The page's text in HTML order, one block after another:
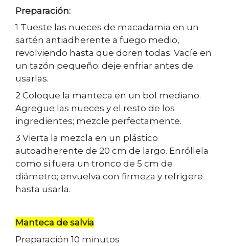
Preparación:
1 Tueste las nueces de macadamia en un
sartén antiadherente a fuego medio,
revolviendo hasta que doren todas. Vacíe en
un tazón pequeño; deje enfriar antes de
usarlas.
2 Coloque la manteca en un bol mediano.
Agregue las nueces y el resto de los
ingredientes; mezcle perfectamente.
3 Vierta la mezcla en un plástico
autoadherente de 20 cm de largo. Enróllela
como si fuera un tronco de 5 cm de
diámetro; envuelva con firmeza y refrigere
hasta usarla.
Manteca de salvia
Preparación 10 minutos